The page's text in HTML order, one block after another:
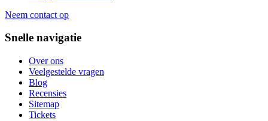
Neem contact op
Snelle navigatie
Over ons
Veelgestelde vragen
Blog
Recensies
Sitemap
Tickets